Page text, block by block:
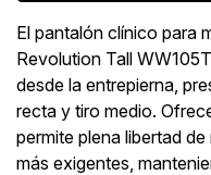
El pantalón clínico para
Revolution Tall
desde la entrepierna,
recta y tiro medio.
permite plena libertad
más exigentes,